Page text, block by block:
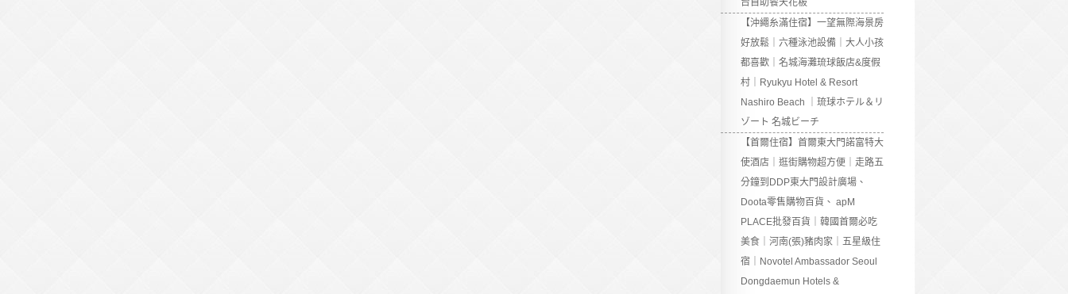
台自助餐天花板
【沖繩糸滿住宿】一望無際海景房
好放鬆｜六種泳池設備｜大人小孩
都喜歡｜名城海灘琉球飯店&度假
村｜Ryukyu Hotel & Resort
Nashiro Beach ｜琉球ホテル＆リ
ゾート 名城ビーチ
【首爾住宿】首爾東大門諾富特大
使酒店｜逛街購物超方便｜走路五
分鐘到DDP東大門設計廣場、
Doota零售購物百貨、 apM
PLACE批發百貨｜韓國首爾必吃
美食｜河南(張)豬肉家｜五星級住
宿｜Novotel Ambassador Seoul
Dongdaemun Hotels &